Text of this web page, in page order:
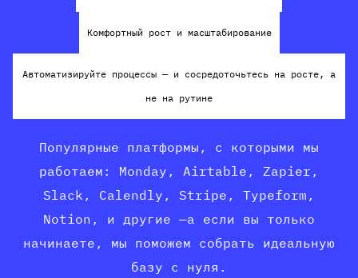
Комфортный рост и масштабирование
Автоматизируйте процессы — и сосредоточьтесь на росте, а
не на рутине
Популярные платформы, с которыми мы
работаем: Monday, Airtable, Zapier,
Slack, Calendly, Stripe, Typeform,
Notion, и другие —а если вы только
начинаете, мы поможем собрать идеальную
базу с нуля.